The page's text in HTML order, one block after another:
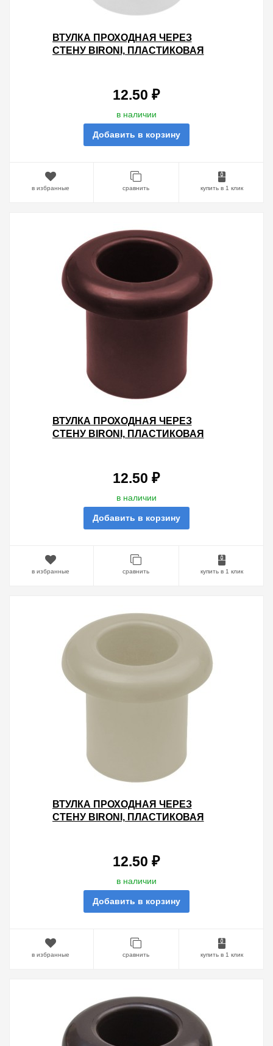
ВТУЛКА ПРОХОДНАЯ ЧЕРЕЗ
СТЕНУ BIRONI, ПЛАСТИКОВАЯ
12.50 ₽
в наличии
Добавить в корзину
в избранные сравнить купить в 1 клик
ВТУЛКА ПРОХОДНАЯ ЧЕРЕЗ
СТЕНУ BIRONI, ПЛАСТИКОВАЯ
12.50 ₽
в наличии
Добавить в корзину
в избранные сравнить купить в 1 клик
ВТУЛКА ПРОХОДНАЯ ЧЕРЕЗ
СТЕНУ BIRONI, ПЛАСТИКОВАЯ
12.50 ₽
в наличии
Добавить в корзину
в избранные сравнить купить в 1 клик